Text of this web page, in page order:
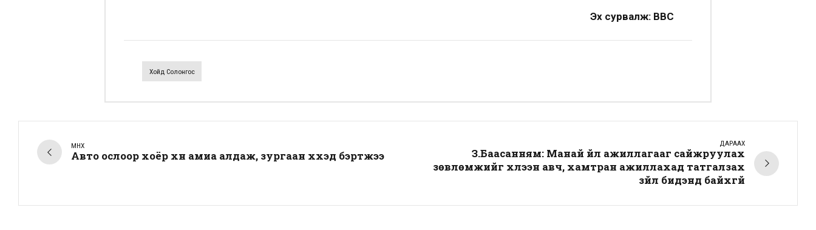
Эх сурвалж: BBC
Хойд Солонгос
ӨМНӨХ
Авто ослоор хоёр хүн амиа алдаж, зургаан хүүхэд бэртжээ
ДАРААХ
З.Баасанням: Манай үйл ажиллагааг сайжруулах
зөвлөмжийг хүлээн авч, хамтран ажиллахад татгалзах
зүйл бидэнд байхгүй